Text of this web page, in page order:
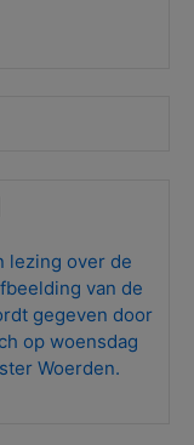
lezing over de
van de
gegeven door
op woensdag
Woerden.